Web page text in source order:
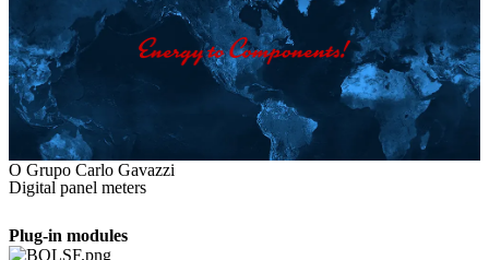
O Grupo Carlo Gavazzi
Digital panel meters
Plug-in modules